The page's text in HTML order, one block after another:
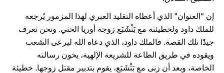
إن "العنوان" الذي أعطاه التقليد العبري لهذا المزمور يُرجعه
للملك داود ولخطيئته مع بَثْشَبَع زوجة أوريا الحثي. ونحن نعرف
جيدًا تلك القصة. فالملك داود، الذي دعاه الله ليرعى الشعب
ويقوده في طريق الطاعة للشريعة الإلهية، يخون رسالته
الخاصة، وبعد أن زنى مع بَثْشَبَع، يقوم بتدبير مقتل زوجها. خطيئة